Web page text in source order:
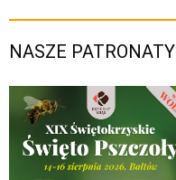
NASZE PATRONATY